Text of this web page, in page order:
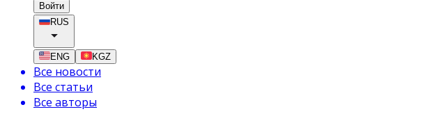
Войти
RUS
ENG KGZ
Все новости
Все статьи
Все авторы